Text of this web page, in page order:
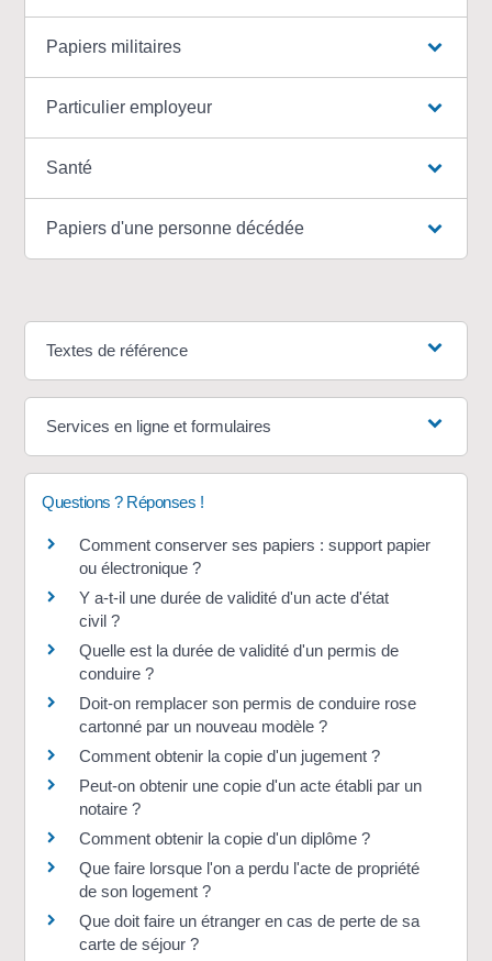
Papiers militaires
Particulier employeur
Santé
Papiers d'une personne décédée
Textes de référence
Services en ligne et formulaires
Questions ? Réponses !
Comment conserver ses papiers : support papier
ou électronique ?
Y a-t-il une durée de validité d'un acte d'état
civil ?
Quelle est la durée de validité d'un permis de
conduire ?
Doit-on remplacer son permis de conduire rose
cartonné par un nouveau modèle ?
Comment obtenir la copie d'un jugement ?
Peut-on obtenir une copie d'un acte établi par un
notaire ?
Comment obtenir la copie d'un diplôme ?
Que faire lorsque l'on a perdu l'acte de propriété
de son logement ?
Que doit faire un étranger en cas de perte de sa
carte de séjour ?